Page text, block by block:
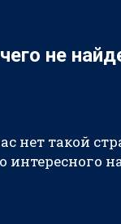
не
нет такой
интересного